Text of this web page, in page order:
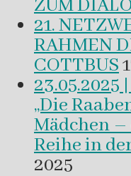
ZUM
21.
RAHMEN
COTTBUS
23.05.2025
„Die
Mädchen
Reihe in
2025